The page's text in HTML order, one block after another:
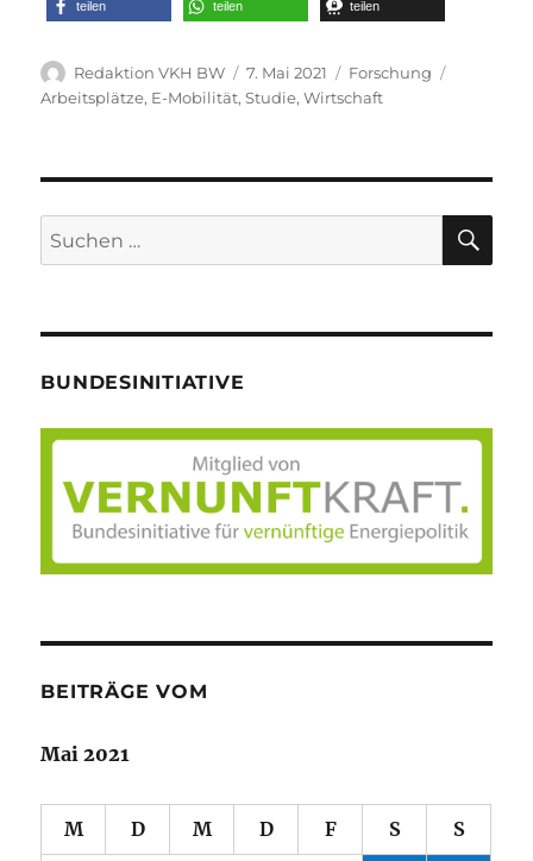
teilen teilen teilen
Autor
Redaktion VKH BW
Veröffentlicht
am
7. Mai 2021 Kategorien
Forschung
Arbeitsplätze, E-Mobilität,Studie,Wirtschaft
Suche
nach:
BUNDESINITIATIVE
BEITRÄGE VOM
Mai 2021
M D M D F S S